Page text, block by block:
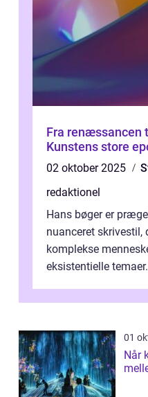
Fra renæssancen
Kunstens store
02 oktober 2025
redaktionel
Hans bøger er
nuanceret skrivestil,
komplekse
eksistentielle
01
Når